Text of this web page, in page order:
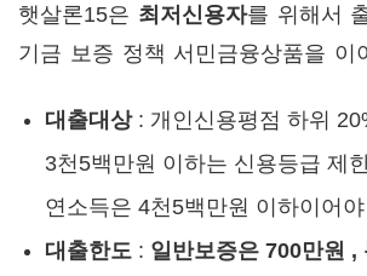
햇살론15은 최저신용자를 위해서
기금 보증 정책 서민금융상품을 이
대출대상: 개인신용평점 하위
3천5백만원 이하는 신용등급 제
연소득은 4천5백만원 이하이어
대출한도: 일반보증은 700만원 ,